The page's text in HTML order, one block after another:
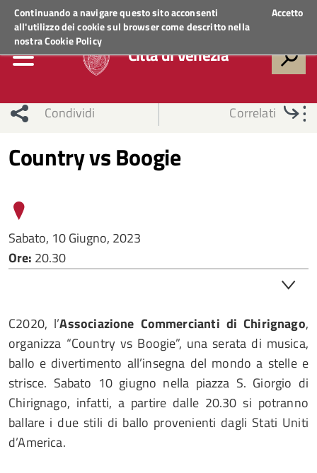
Continuando a navigare questo sito acconsenti
all'utilizzo dei cookie sul browser come descritto nella
nostraCookie Policy
Accetto
Regione VenetoACCEDI AI SERVIZI
Città di Venezia
Condividi Correlati
Country vs Boogie
Sabato, 10 Giugno, 2023
Ore: 20.30
C2020, l’Associazione Commercianti di Chirignago,
organizza “Country vs Boogie”, una serata di musica,
ballo e divertimento all’insegna del mondo a stelle e
strisce. Sabato 10 giugno nella piazza S. Giorgio di
Chirignago, infatti, a partire dalle 20.30 si potranno
ballare i due stili di ballo provenienti dagli Stati Uniti
d’America.